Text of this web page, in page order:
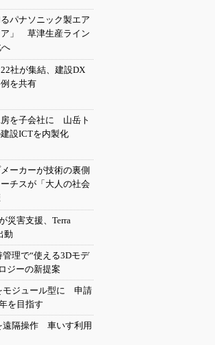
パナソニック製エア
ア」 草津生産ライン
社が集結、建設DX
を共有
房を子会社に 山岳ト
設ICTを内製化
ーカーが技術の裏側
チスが「大人の社会
災害支援、Terra
動
理で“使える3Dモデ
ジーの新提案
モジュール型に 申請
を目指す
遠隔操作 車いす利用